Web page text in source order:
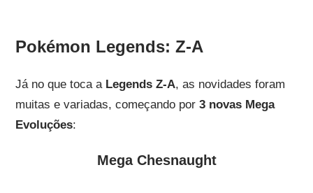
Pokémon Legends: Z-A
Já no que toca a Legends Z-A, as novidades foram
muitas e variadas, começando por 3 novas Mega
Evoluções:
Mega Chesnaught